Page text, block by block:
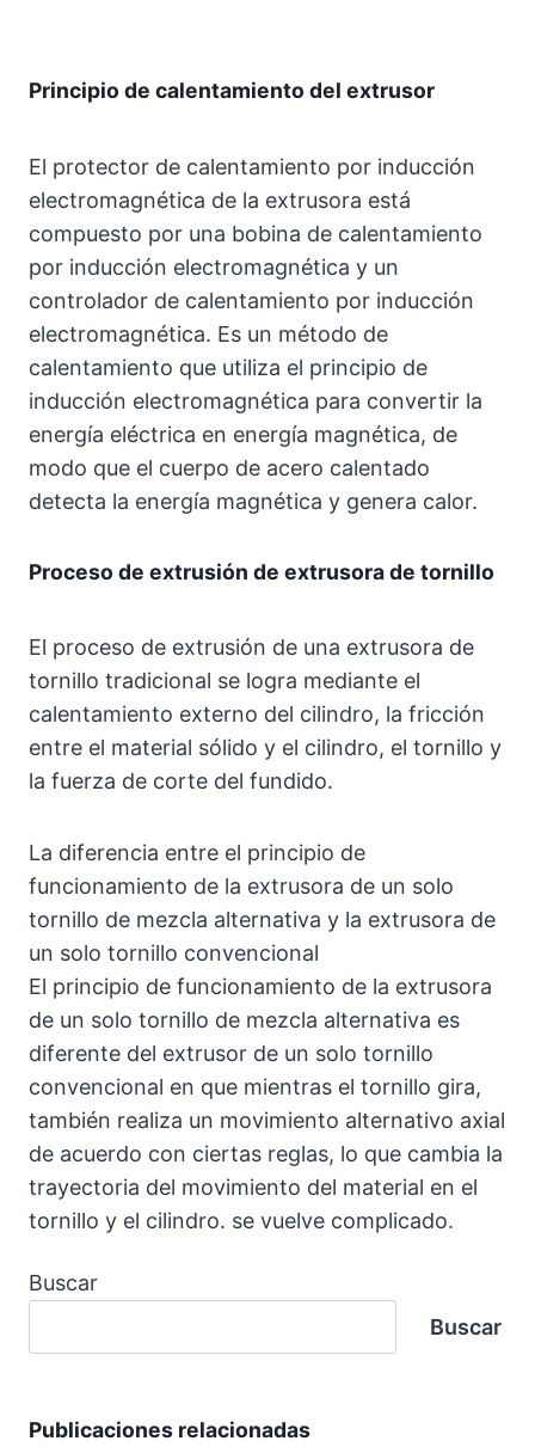
Principio de calentamiento del extrusor
El protector de calentamiento por inducción
electromagnética de la extrusora está
compuesto por una bobina de calentamiento
por inducción electromagnética y un
controlador de calentamiento por inducción
electromagnética. Es un método de
calentamiento que utiliza el principio de
inducción electromagnética para convertir la
energía eléctrica en energía magnética, de
modo que el cuerpo de acero calentado
detecta la energía magnética y genera calor.
Proceso de extrusión de extrusora de tornillo
El proceso de extrusión de una extrusora de
tornillo tradicional se logra mediante el
calentamiento externo del cilindro, la fricción
entre el material sólido y el cilindro, el tornillo y
la fuerza de corte del fundido.
La diferencia entre el principio de
funcionamiento de la extrusora de un solo
tornillo de mezcla alternativa y la extrusora de
un solo tornillo convencional
El principio de funcionamiento de la extrusora
de un solo tornillo de mezcla alternativa es
diferente del extrusor de un solo tornillo
convencional en que mientras el tornillo gira,
también realiza un movimiento alternativo axial
de acuerdo con ciertas reglas, lo que cambia la
trayectoria del movimiento del material en el
tornillo y el cilindro. se vuelve complicado.
Buscar
Buscar
Publicaciones relacionadas